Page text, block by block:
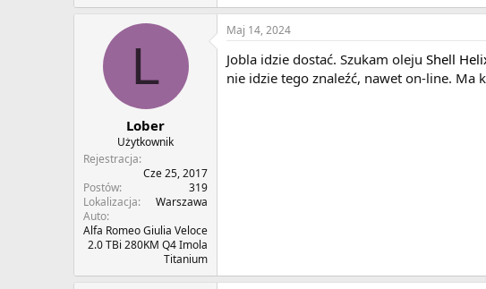
L
Lober
Użytkownik
Rejestracja
Cze 25, 2017
Postów
319
Lokalizacja
Warszawa
Auto
Alfa Romeo Giulia Veloce
2.0 TBi 280KM Q4 Imola
Titanium
Maj 14, 2024
Jobla idzie dostać. Szukam oleju Shell
nie idzie tego znaleźć, nawet on-line. Ma